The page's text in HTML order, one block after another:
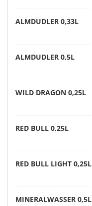
ALMDUDLER 0,33L
ALMDUDLER 0,5L
WILD DRAGON 0,25L
RED BULL 0,25L
RED BULL LIGHT 0,25L
MINERALWASSER 0,5L